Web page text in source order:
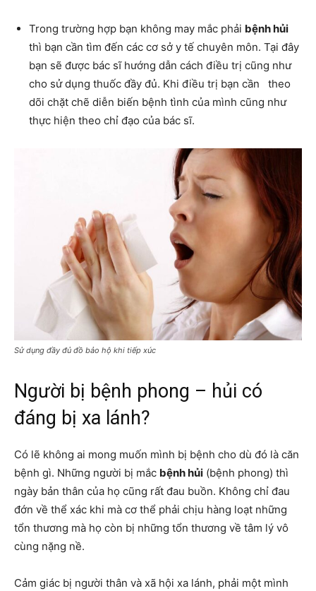
Trong trường hợp bạn không may mắc phải bệnh hủi
thì bạn cần tìm đến các cơ sở y tế chuyên môn. Tại đây
bạn sẽ được bác sĩ hướng dẫn cách điều trị cũng như
cho sử dụng thuốc đầy đủ. Khi điều trị bạn cần theo
dõi chặt chẽ diễn biến bệnh tình của mình cũng như
thực hiện theo chỉ đạo của bác sĩ.
Sử dụng đầy đủ đồ bảo hộ khi tiếp xúc
Người bị bệnh phong – hủi có
đáng bị xa lánh?
Có lẽ không ai mong muốn mình bị bệnh cho dù đó là căn
bệnh gì. Những người bị mắc bệnh hủi (bệnh phong) thì
ngày bản thân của họ cũng rất đau buồn. Không chỉ đau
đớn về thể xác khi mà cơ thể phải chịu hàng loạt những
tổn thương mà họ còn bị những tổn thương về tâm lý vô
cùng nặng nề.
Cảm giác bị người thân và xã hội xa lánh, phải một mình